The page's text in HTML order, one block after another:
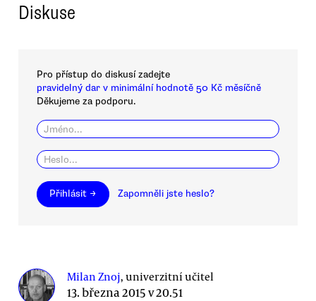
Diskuse
Pro přístup do diskusí zadejte
pravidelný dar v minimální hodnotě 50 Kč měsíčně
Děkujeme za podporu.
Přihlásit → Zapomněli jste heslo?
Milan Znoj, univerzitní učitel
13. března 2015 v 20.51